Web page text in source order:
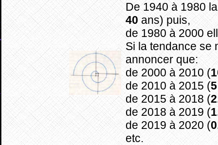
De 1940 à 1980
40ans) puis,
de 1980 à 2000
Si la tendance se
annoncer que:
de 2000 à 2010 (
de 2010 à 2015 (5
de 2015 à 2018 (
de 2018 à 2019 (
de 2019 à 2020 (
etc.